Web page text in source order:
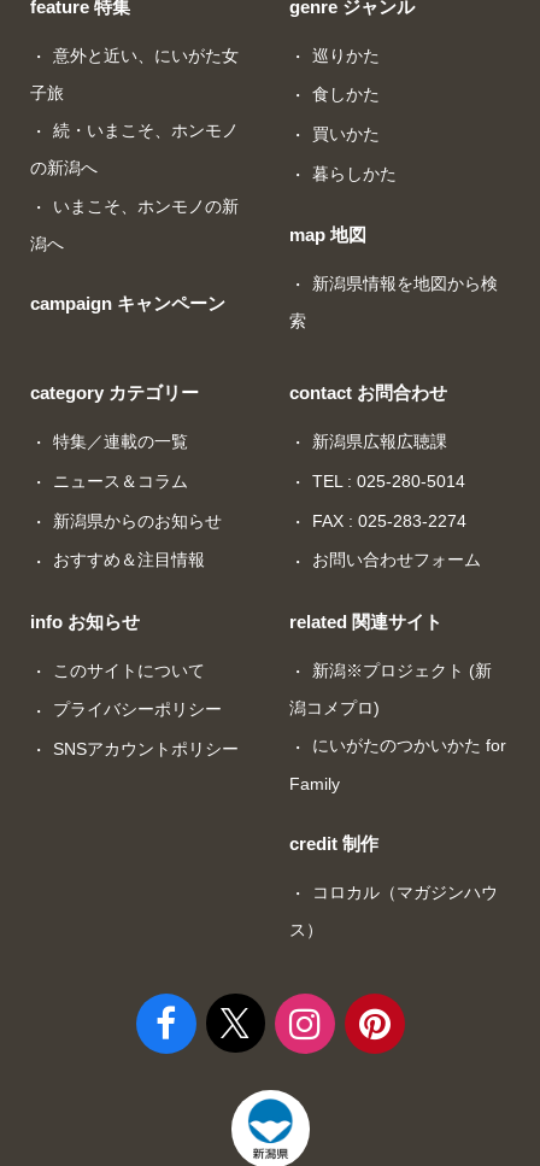
feature 特集
意外と近い、にいがた女
子旅
続・いまこそ、ホンモノ
の新潟へ
いまこそ、ホンモノの新
潟へ
campaign キャンペーン
genre ジャンル
巡りかた
食しかた
買いかた
暮らしかた
map 地図
新潟県情報を地図から検
索
category カテゴリー
特集／連載の一覧
ニュース＆コラム
新潟県からのお知らせ
おすすめ＆注目情報
info お知らせ
このサイトについて
プライバシーポリシー
SNSアカウントポリシー
contact お問合わせ
新潟県広報広聴課
TEL : 025-280-5014
FAX : 025-283-2274
お問い合わせフォーム
related 関連サイト
新潟※プロジェクト (新
潟コメプロ)
にいがたのつかいかた for
Family
credit 制作
コロカル（マガジンハウ
ス）